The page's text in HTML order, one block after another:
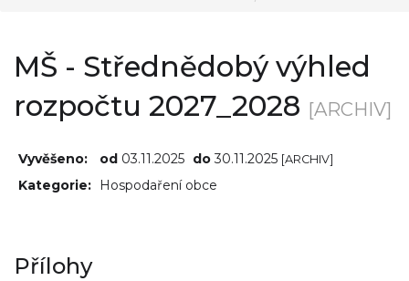
MŠ - Střednědobý výhled
rozpočtu 2027_2028 [ARCHIV]
Vyvěšeno: od 03.11.2025 do30.11.2025 [ARCHIV]
Kategorie: Hospodaření obce
Přílohy